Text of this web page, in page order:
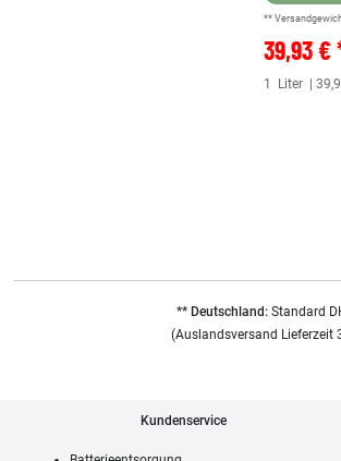
**
39,93 €
1 Liter |
** Deutschland:Standard
(Auslandsversand Lieferzeit
Kundenservice